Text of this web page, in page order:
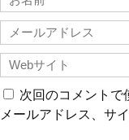
次回のコメントで
メールアドレス、サ